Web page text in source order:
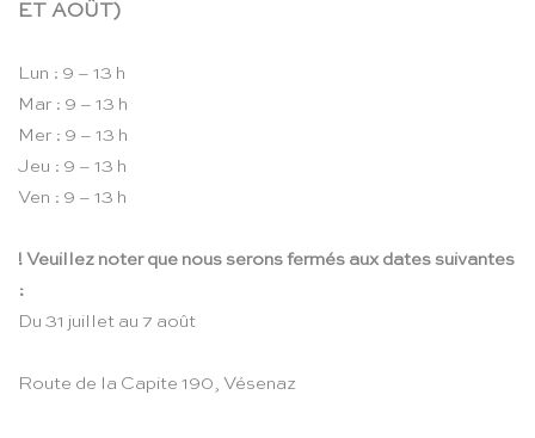
ET AOÛT)
Lun : 9 – 13 h
Mar : 9 – 13 h
Mer : 9 – 13 h
Jeu : 9 – 13 h
Ven : 9 – 13 h
! Veuillez noter que nous serons fermés aux dates suivantes
:
Du 31 juillet au 7 août
Route de la Capite 190, Vésenaz